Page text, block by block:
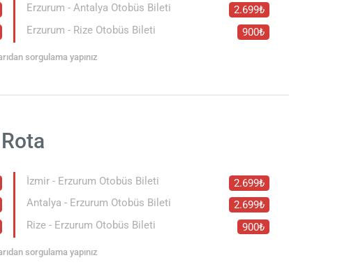
Erzurum - Antalya Otobüs Bileti
2.699₺
Erzurum - Rize Otobüs Bileti 900₺
sorgulama yapınız
İzmir - Erzurum Otobüs Bileti
2.699₺
Antalya - Erzurum Otobüs Bileti
2.699₺
Rize - Erzurum Otobüs Bileti 900₺
sorgulama yapınız